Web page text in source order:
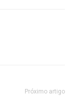
Próximo artigo